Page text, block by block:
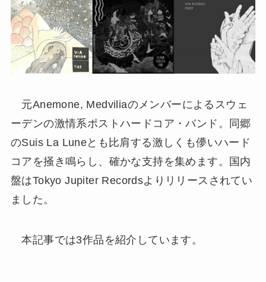
元Anemone, Medviliaのメンバーによるスウェ
ーデンの激情系ポストハードコア・バンド。同郷
のSuis La Luneとも比肩する激しくも儚いハード
コアを掻き鳴らし、確かな支持を集めます。国内
盤はTokyo Jupiter Recordsよりリリースされてい
ました。
本記事では3作品を紹介しています。